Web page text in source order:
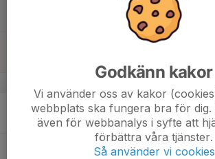
Godkänn kakor
Vi använder oss av kakor
webbplats ska fungera bra för dig.
även för webbanalys i syfte att
förbättra våra tjänster.
Så använder vi cookies